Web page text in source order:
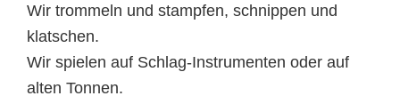
Wir trommeln und stampfen, schnippen und
klatschen.
Wir spielen auf Schlag-Instrumenten oder auf
alten Tonnen.